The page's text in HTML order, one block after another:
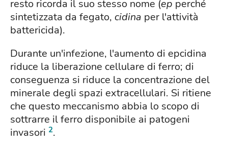
resto ricorda il suo stesso nome (ep perché
sintetizzata da fegato, cidina per l'attività
battericida).
Durante un'infezione, l'aumento di epcidina
riduce la liberazione cellulare di ferro; di
conseguenza si riduce la concentrazione del
minerale degli spazi extracellulari. Si ritiene
che questo meccanismo abbia lo scopo di
sottrarre il ferro disponibile ai patogeni
invasori 2.